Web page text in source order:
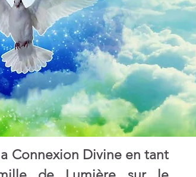
Connexion Divine en tant